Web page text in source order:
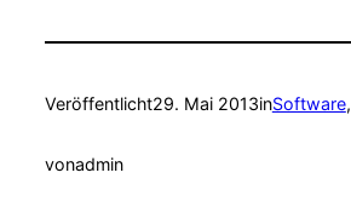
Veröffentlicht29. Mai 2013inSoftware,
vonadmin